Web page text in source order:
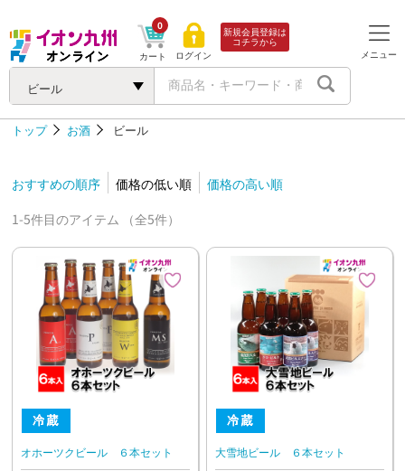
ビール
カート
0
ログイン
新規会員登録は
コチラから
メニュー
トップ お酒 ビール
おすすめの順序 価格の低い順
価格の高い順
1-5件目のアイテム （全5件）
オホーツクビール ６本セット 大雪地ビール ６本セット